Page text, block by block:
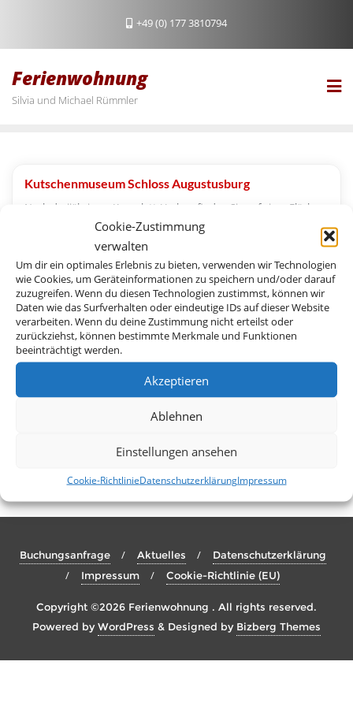
Cookie-Zustimmung
verwalten
Um dir ein optimales Erlebnis zu bieten, verwenden wir Technologien
wie Cookies, um Geräteinformationen zu speichern und/oder darauf
zuzugreifen. Wenn du diesen Technologien zustimmst, können wir
Daten wie das Surfverhalten oder eindeutige IDs auf dieser Website
verarbeiten. Wenn du deine Zustimmung nicht erteilst oder
zurückziehst, können bestimmte Merkmale und Funktionen
beeinträchtigt werden.
Akzeptieren
Ablehnen
Einstellungen ansehen
Cookie-RichtlinieDatenschutzerklärungImpressum
content
+49 (0) 177 3810794
Ferienwohnung
Silvia und Michael Rümmler
Kutschenmuseum Schloss Augustusburg
Nach drei­jäh­ri­gem Kom­­p­lett-Umbau fin­den Sie auf einer Flä­che
von 1.100 m² 25 Kut­schen aus drei Jahr­hun­der­ten, inter­ak­ti­ve
Sta­tio­nen und einen Kut­schen­si­mu­la­tor. Das Muse­um ist täg­lich
von 8 bis 16 Uhr geöffnet.
Ausstellungen
Sehenswert !
Am 31.Januar 2026 wur­de die Dau­er­aus­stel­lung „Visio­nä­re und
Buchungsanfrage Aktuelles
Datenschutzerklärung
Impressum
Cookie-Richtlinie (EU)
Copyright ©2026 Ferienwohnung . All rights reserved.
Powered byWordPress & Designed by Bizberg Themes